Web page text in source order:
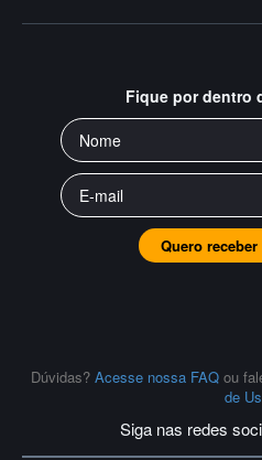
Fique por dentro
Quero
Dúvidas? Acesse nossa FAQ ou
de
Siga nas redes